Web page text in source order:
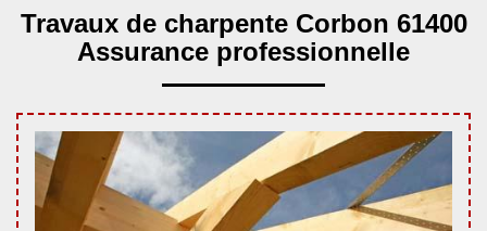
Travaux de charpente Corbon 61400
Assurance professionnelle